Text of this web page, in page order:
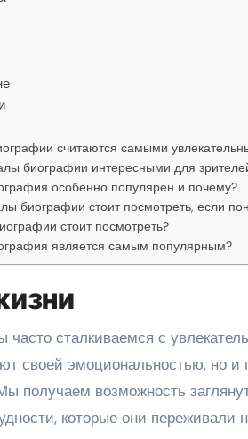
считаются самыми
биографии интересными для
особенно популярен и почему?
биографии стоит посмотреть, если
стоит посмотреть?
является самым популярным?
сталкиваемся с
своей эмоциональностью, но
получаем возможность
которые они переживали